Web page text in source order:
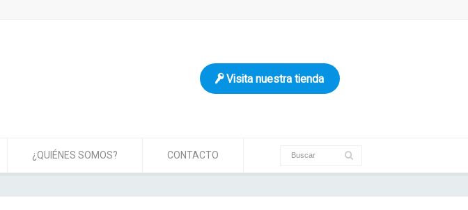
Visita nuestra tienda
¿QUIÉNES SOMOS? CONTACTO